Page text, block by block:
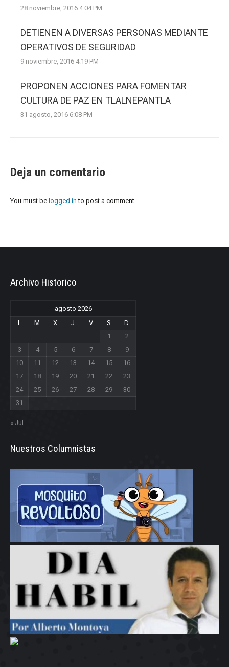
28 noviembre, 2016 4:04 PM
DETIENEN A DIVERSAS PERSONAS MEDIANTE
OPERATIVOS DE SEGURIDAD
9 noviembre, 2016 4:19 PM
PROPONEN ACCIONES PARA FOMENTAR
CULTURA DE PAZ EN TLALNEPANTLA
31 agosto, 2016 6:08 PM
Deja un comentario
You must be logged in to post a comment.
Archivo Historico
agosto 2026
L
M X J V S
D
1
2
3
4 5 6 7 8
9
10
11 12 13 14 15
16
17
18 19 20 21 22
23
24
25 26 27 28 29
30
31
« Jul
Nuestros Columnistas